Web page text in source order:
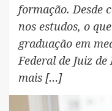
formação. Desde
nos estudos, o
graduação em
Federal de Juiz
mais […]